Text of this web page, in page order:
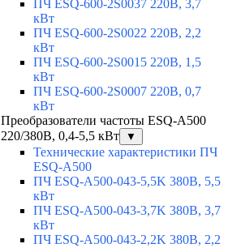
ПЧ ESQ-600-2S0037 220В, 3,7
кВт
ПЧ ESQ-600-2S0022 220В, 2,2
кВт
ПЧ ESQ-600-2S0015 220В, 1,5
кВт
ПЧ ESQ-600-2S0007 220В, 0,7
кВт
Преобразователи частоты ESQ-A500
220/380В, 0,4-5,5 кВт
▼
Технические характеристики ПЧ
ESQ-A500
ПЧ ESQ-A500-043-5,5K 380В, 5,5
кВт
ПЧ ESQ-A500-043-3,7K 380В, 3,7
кВт
ПЧ ESQ-A500-043-2,2K 380В, 2,2